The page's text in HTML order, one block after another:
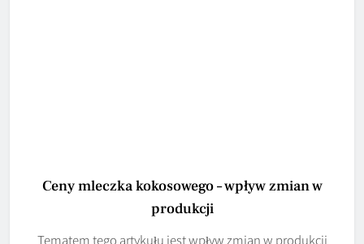
Ceny mleczka kokosowego – wpływ zmian w
produkcji
Tematem tego artykułu jest wpływ zmian w produkcji